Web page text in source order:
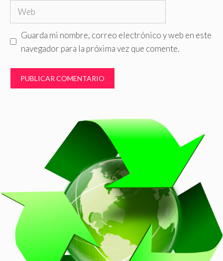
Web
Guarda mi nombre, correo electrónico y web en este
navegador para la próxima vez que comente.